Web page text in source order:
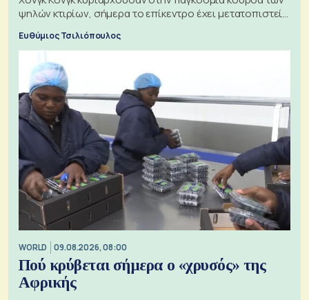
ψηλών κτιρίων, σήμερα το επίκεντρο έχει μετατοπιστεί
προς την Ασία
Ευθύμιος Τσιλιόπουλος
WORLD 09.08.2026, 08:00
Πού κρύβεται σήμερα ο «χρυσός» της
Αφρικής